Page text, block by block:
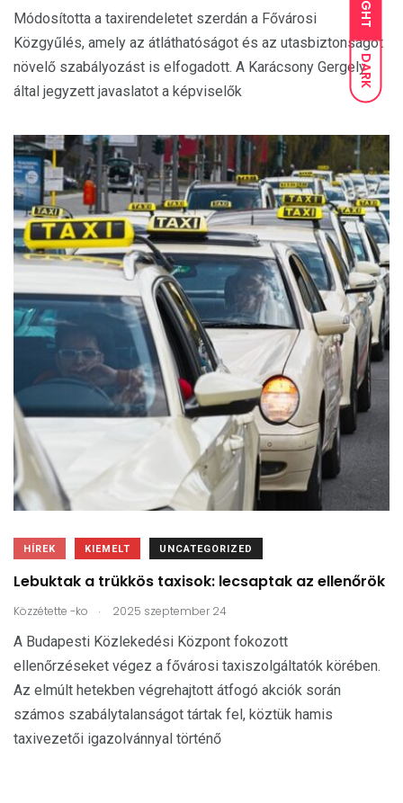
LIGHT
DARK
Módosította a taxirendeletet szerdán a Fővárosi
Közgyűlés, amely az átláthatóságot és az utasbiztonságot
növelő szabályozást is elfogadott. A Karácsony Gergely
által jegyzett javaslatot a képviselők
HÍREK KIEMELT UNCATEGORIZED
Lebuktak a trükkös taxisok: lecsaptak az ellenőrök
Közzétette -ko . 2025 szeptember 24
A Budapesti Közlekedési Központ fokozott
ellenőrzéseket végez a fővárosi taxiszolgáltatók körében.
Az elmúlt hetekben végrehajtott átfogó akciók során
számos szabálytalanságot tártak fel, köztük hamis
taxivezetői igazolvánnyal történő